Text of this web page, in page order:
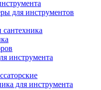
для инструментов
инструмента
для инструмента